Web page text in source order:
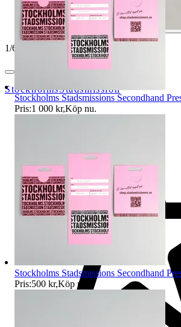
1/6
StockholmsStadsmission
Stockholms Stadsmissions Secondhand
Pris:1 000 kr,Köp nu.
Stockholms Stadsmissions Secondhand
Pris:500 kr,Köp nu